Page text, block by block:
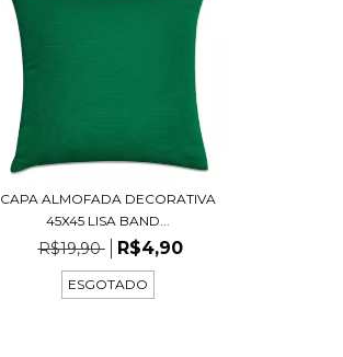
CAPA ALMOFADA DECORATIVA
45X45 LISA BAND...
R$19,90 R$4,90
ESGOTADO